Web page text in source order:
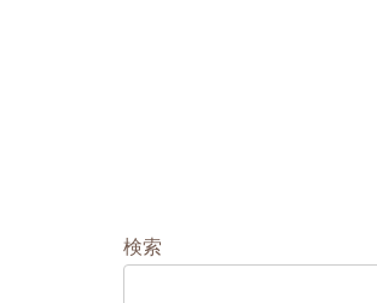
検索